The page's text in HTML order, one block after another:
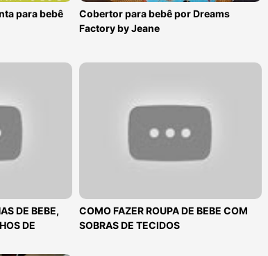
para bebê
Cobertor para bebê por Dreams
Factory by Jeane
DE BEBE,
DE
COMO FAZER ROUPA DE BEBE COM
SOBRAS DE TECIDOS